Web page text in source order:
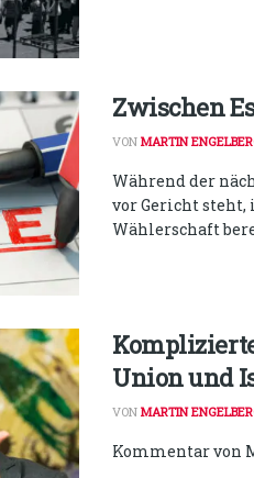
Zwischen
VON MARTIN
Während der
vor Gericht steht,
Wählerschaft
Union und
VON MARTIN
Kommentar von